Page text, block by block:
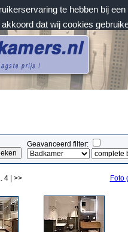
te hebben bij
dat wij cookies
Geavanceerd filter:
4 | >> Foto